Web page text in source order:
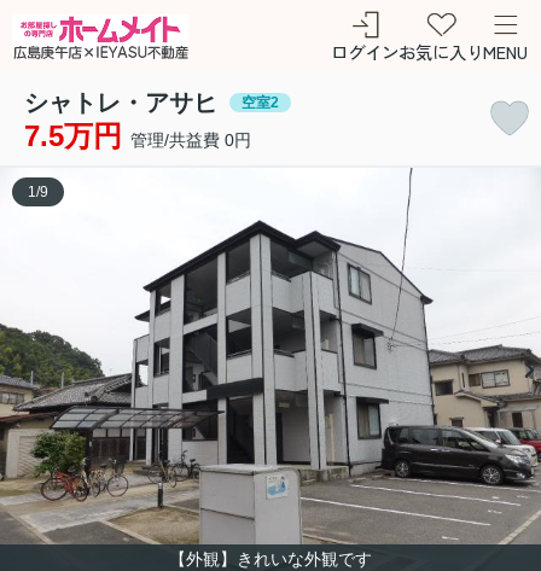
ログインお気に入りMENU
シャトレ・アサヒ 空室2
7.5万円 管理/共益費 0円
【外観】きれいな外観です
1 /9